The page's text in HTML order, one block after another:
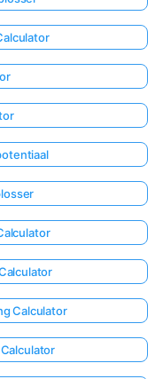
Calculator